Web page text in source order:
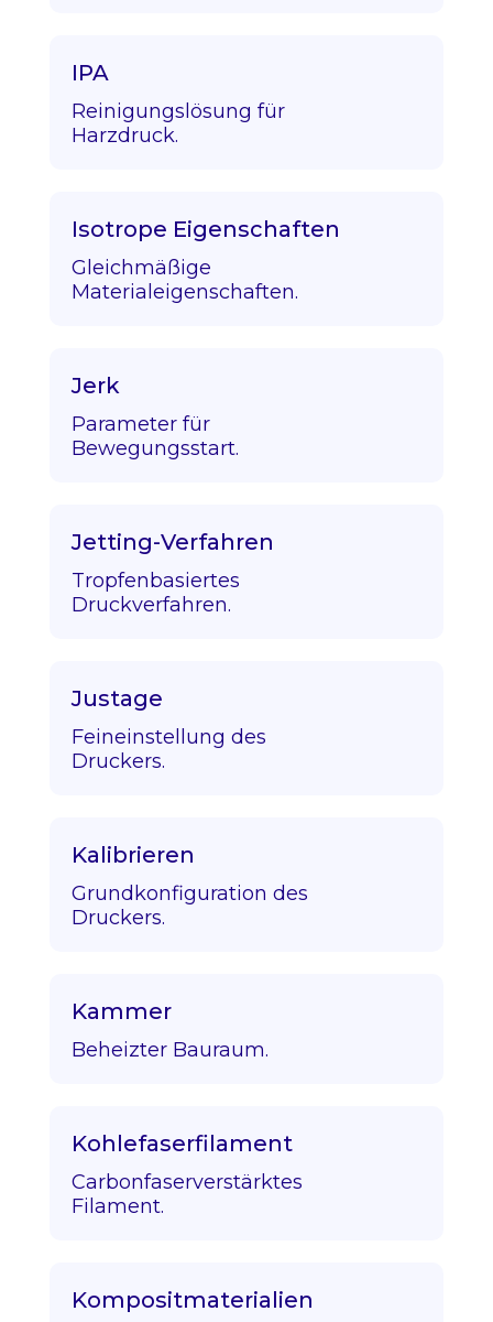
IPA
Reinigungslösung für
Harzdruck.
Isotrope Eigenschaften
Gleichmäßige
Materialeigenschaften.
Jerk
Parameter für
Bewegungsstart.
Jetting-Verfahren
Tropfenbasiertes
Druckverfahren.
Justage
Feineinstellung des
Druckers.
Kalibrieren
Grundkonfiguration des
Druckers.
Kammer
Beheizter Bauraum.
Kohlefaserfilament
Carbonfaserverstärktes
Filament.
Kompositmaterialien